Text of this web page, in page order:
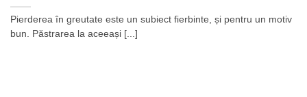
Pierderea în greutate este un subiect fierbinte, și pentru un motiv
bun. Păstrarea la aceeași [...]